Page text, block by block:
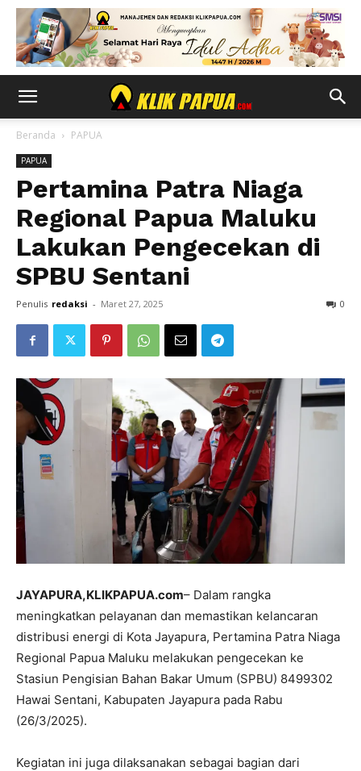
Beranda PAPUA
PAPUA
Pertamina Patra Niaga
Regional Papua Maluku
Lakukan Pengecekan di
SPBU Sentani
Penulis redaksi - Maret 27, 2025 0
JAYAPURA,KLIKPAPUA.com– Dalam rangka
meningkatkan pelayanan dan memastikan kelancaran
distribusi energi di Kota Jayapura, Pertamina Patra Niaga
Regional Papua Maluku melakukan pengecekan ke
Stasiun Pengisian Bahan Bakar Umum (SPBU) 8499302
Hawai Sentani, Kabupaten Jayapura pada Rabu
(26/3/2025).
Kegiatan ini juga dilaksanakan sebagai bagian dari